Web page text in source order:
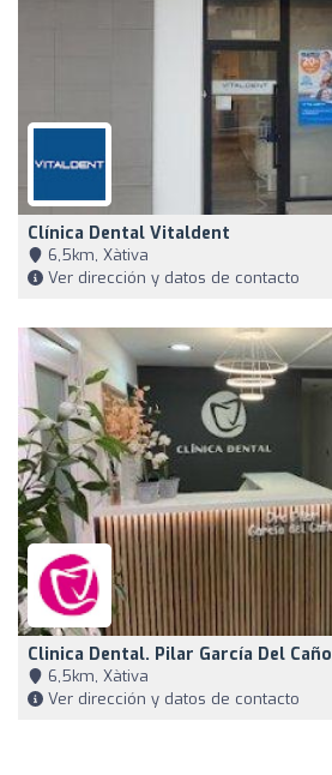
Clínica Dental Vitaldent
6,5km, Xàtiva
Ver dirección y datos de contacto
Clinica Dental. Pilar García Del Caño
6,5km, Xàtiva
Ver dirección y datos de contacto